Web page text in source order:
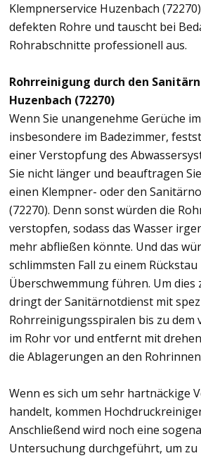
Klempnerservice Huzenbach
defekten Rohre und tauscht bei
Rohrabschnitte professionell aus.
Rohrreinigung durch den
Huzenbach (72270)
Wenn Sie unangenehme Gerüche
insbesondere im Badezimmer,
einer Verstopfung des
Sie nicht länger und beauftragen
einen Klempner- oder den
(72270). Denn sonst würden die
verstopfen, sodass das Wasser
mehr abfließen könnte. Und das
schlimmsten Fall zu einem
Überschwemmung führen. Um dies
dringt der Sanitärnotdienst mit
Rohrreinigungsspiralen bis zu dem
im Rohr vor und entfernt mit
die Ablagerungen an den
Wenn es sich um sehr hartnäckige
handelt, kommen
Anschließend wird noch eine
Untersuchung durchgeführt, um